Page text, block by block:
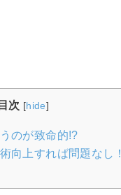
目次 [hide]
のが致命的!?
向上すれば問題なし！